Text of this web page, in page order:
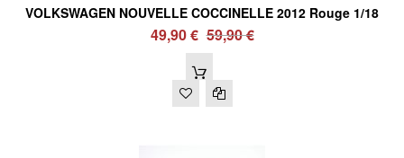
VOLKSWAGEN NOUVELLE COCCINELLE 2012 Rouge 1/18
49,90 € 59,90 €